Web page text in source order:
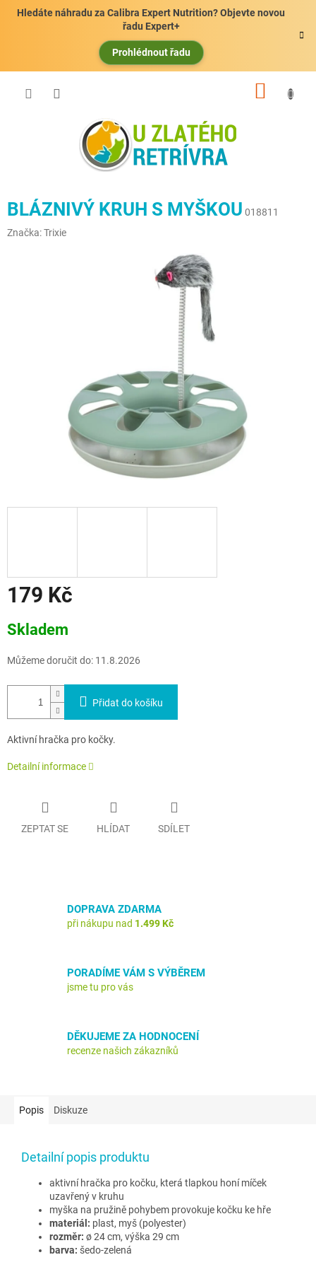
Hledáte náhradu za Calibra Expert Nutrition? Objevte novou
řadu Expert+
Prohlédnout řadu
BLÁZNIVÝ KRUH S MYŠKOU 018811
Značka:Trixie
179 Kč
cena:
Skladem
Můžeme doručit do: 11.8.2026
Přidat do košíku
Aktivní hračka pro kočky.
Detailní informace
ZEPTAT SE HLÍDAT SDÍLET
DOPRAVA ZDARMA
při nákupu nad 1.499 Kč
PORADÍME VÁM S VÝBĚREM
jsme tu pro vás
DĚKUJEME ZA HODNOCENÍ
recenze našich zákazníků
Popis Diskuze
Detailní popis produktu
aktivní hračka pro kočku, která tlapkou honí míček
uzavřený v kruhu
myška na pružině pohybem provokuje kočku ke hře
materiál: plast, myš (polyester)
rozměr: ø 24 cm, výška 29 cm
barva: šedo-zelená